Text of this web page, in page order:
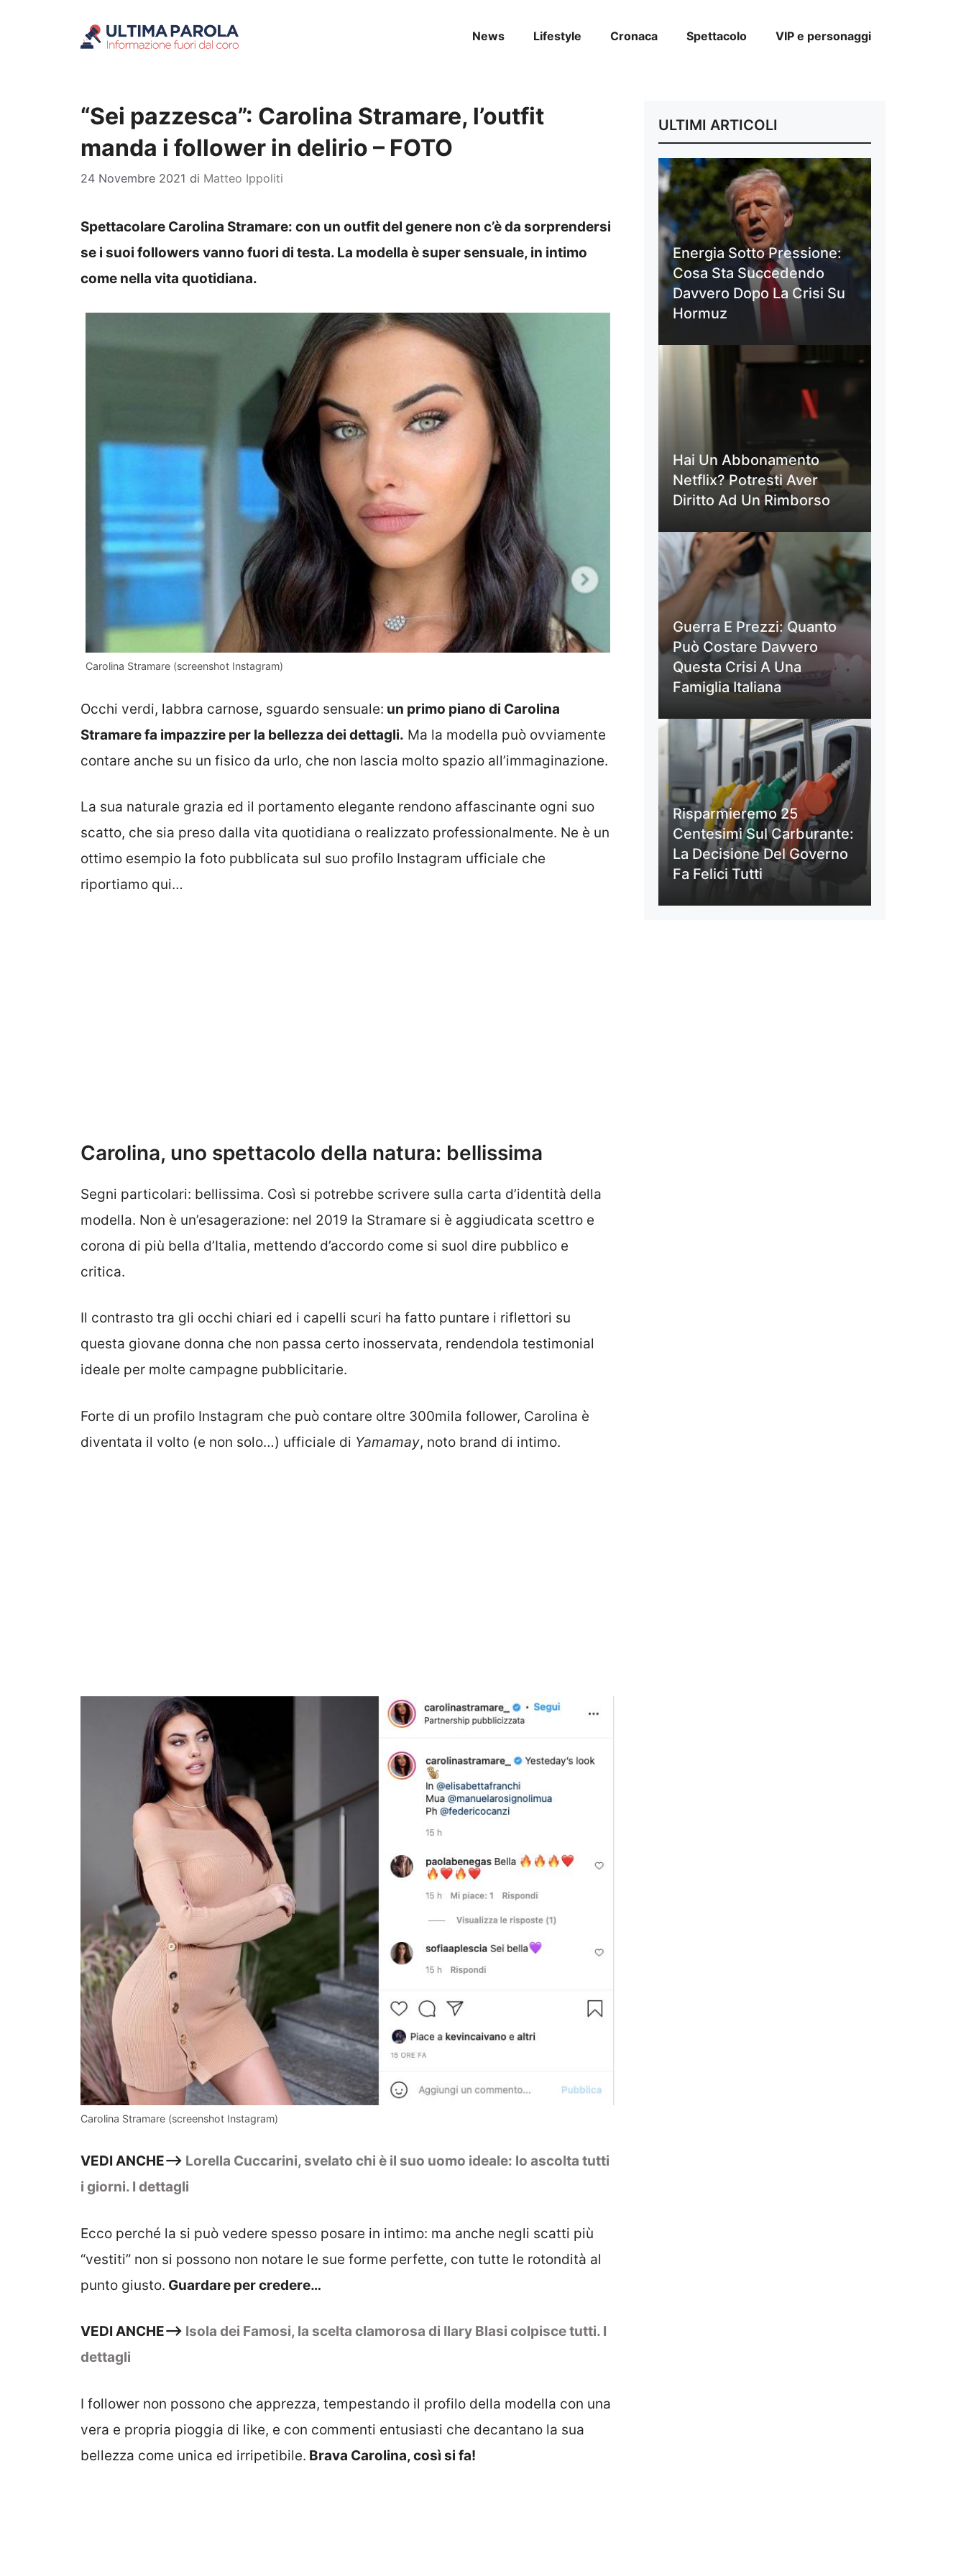
News Lifestyle Cronaca Spettacolo VIP e personaggi
“Sei pazzesca”: Carolina Stramare, l’outfit
manda i follower in delirio – FOTO
24 Novembre 2021 di Matteo Ippoliti
Spettacolare Carolina Stramare: con un outfit del genere non c’è da sorprendersi
se i suoi followers vanno fuori di testa. La modella è super sensuale, in intimo
come nella vita quotidiana.
Carolina Stramare (screenshot Instagram)
Occhi verdi, labbra carnose, sguardo sensuale: un primo piano di Carolina
Stramare fa impazzire per la bellezza dei dettagli. Ma la modella può ovviamente
contare anche su un fisico da urlo, che non lascia molto spazio all’immaginazione.
La sua naturale grazia ed il portamento elegante rendono affascinante ogni suo
scatto, che sia preso dalla vita quotidiana o realizzato professionalmente. Ne è un
ottimo esempio la foto pubblicata sul suo profilo Instagram ufficiale che
riportiamo qui…
Carolina, uno spettacolo della natura: bellissima
Segni particolari: bellissima. Così si potrebbe scrivere sulla carta d’identità della
modella. Non è un’esagerazione: nel 2019 la Stramare si è aggiudicata scettro e
corona di più bella d’Italia, mettendo d’accordo come si suol dire pubblico e
critica.
Il contrasto tra gli occhi chiari ed i capelli scuri ha fatto puntare i riflettori su
questa giovane donna che non passa certo inosservata, rendendola testimonial
ideale per molte campagne pubblicitarie.
Forte di un profilo Instagram che può contare oltre 300mila follower, Carolina è
diventata il volto (e non solo…) ufficiale di Yamamay, noto brand di intimo.
Carolina Stramare (screenshot Instagram)
VEDI ANCHE—> Lorella Cuccarini, svelato chi è il suo uomo ideale: lo ascolta tutti
i giorni. I dettagli
Ecco perché la si può vedere spesso posare in intimo: ma anche negli scatti più
“vestiti” non si possono non notare le sue forme perfette, con tutte le rotondità al
punto giusto. Guardare per credere…
VEDI ANCHE—> Isola dei Famosi, la scelta clamorosa di Ilary Blasi colpisce tutti. I
dettagli
I follower non possono che apprezza, tempestando il profilo della modella con una
vera e propria pioggia di like, e con commenti entusiasti che decantano la sua
bellezza come unica ed irripetibile. Brava Carolina, così si fa!
ULTIMI ARTICOLI
Energia Sotto Pressione:
Cosa Sta Succedendo
Davvero Dopo La Crisi Su
Hormuz
Hai Un Abbonamento
Netflix? Potresti Aver
Diritto Ad Un Rimborso
Guerra E Prezzi: Quanto
Può Costare Davvero
Questa Crisi A Una
Famiglia Italiana
Risparmieremo 25
Centesimi Sul Carburante:
La Decisione Del Governo
Fa Felici Tutti